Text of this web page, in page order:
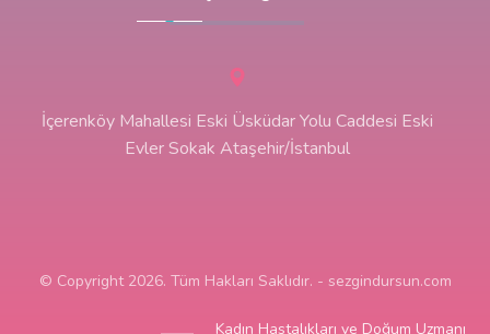
İçerenköy Mahallesi Eski Üsküdar Yolu Caddesi Eski
Evler Sokak Ataşehir/İstanbul
© Copyright 2026. Tüm Hakları Saklıdır. - sezgindursun.com
Kadın Hastalıkları ve Doğum Uzmanı